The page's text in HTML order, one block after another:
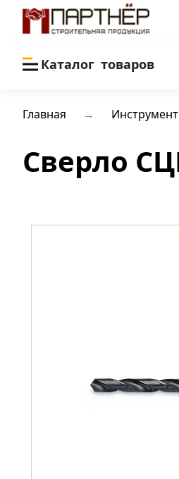
Каталог товаров
Главная Инструмент
Сверло